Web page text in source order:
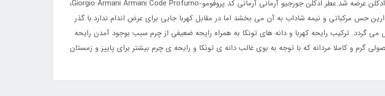
Profumo عطری است گرم و شیرین.این عطر در سال 2016 به بازار عطر و ادکلن عرضه شد.عطر ادکلن جورجیو آرمانی آرمانی کد پروفومو-Giorgio Armani Armani Code Profumo،
حس مرکباتی و نیمه شاداب به آن می بخشد اما در مقابل کهربا جایی برای عرض اندام ندارد.با گذر
ترکیب رایحه کهربا و دانه های تونکا به همراه رایحه ضعیفی از چرم سبب بوجود آمدن رایحه
گرم و کاملا مردانه که با توجه به بوی غالب دانه ی تونکا و رایحه ی چرم بیشتر برای پاییز و زمستان